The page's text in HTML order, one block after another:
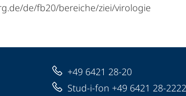
de/fb20/bereiche/ziei/virologie
+49 6421 28-20
Stud-i-fon +49 6421 28-